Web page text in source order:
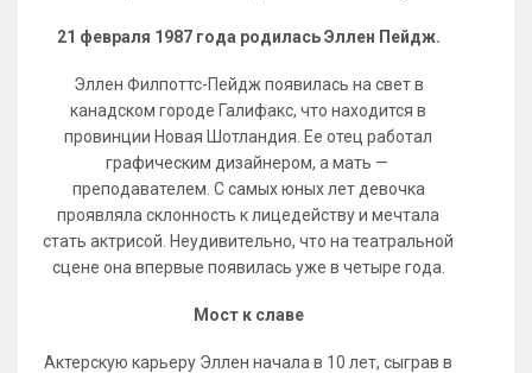
21 февраля 1987 года родилась Эллен Пейдж.
Эллен Филпоттс-Пейдж появилась на свет в
канадском городе Галифакс, что находится в
провинции Новая Шотландия. Ее отец работал
графическим дизайнером, а мать —
преподавателем. С самых юных лет девочка
проявляла склонность к лицедейству и мечтала
стать актрисой. Неудивительно, что на театральной
сцене она впервые появилась уже в четыре года.
Мост к славе
Актерскую карьеру Эллен начала в 10 лет, сыграв в